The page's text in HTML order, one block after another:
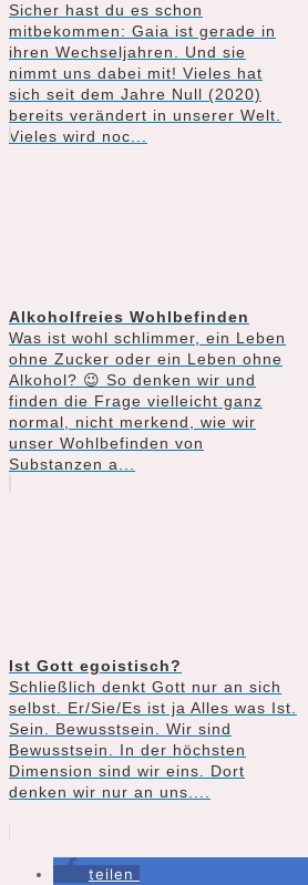
Sicher hast du es schon
mitbekommen: Gaia ist gerade in
ihren Wechseljahren. Und sie
nimmt uns dabei mit! Vieles hat
sich seit dem Jahre Null (2020)
bereits verändert in unserer Welt.
Vieles wird noc...
Alkoholfreies Wohlbefinden
Was ist wohl schlimmer, ein Leben
ohne Zucker oder ein Leben ohne
Alkohol? 😉 So denken wir und
finden die Frage vielleicht ganz
normal, nicht merkend, wie wir
unser Wohlbefinden von
Substanzen a...
Ist Gott egoistisch?
Schließlich denkt Gott nur an sich
selbst. Er/Sie/Es ist ja Alles was Ist.
Sein. Bewusstsein. Wir sind
Bewusstsein. In der höchsten
Dimension sind wir eins. Dort
denken wir nur an uns....
teilen